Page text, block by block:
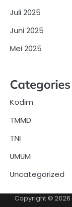
Juli 2025
Juni 2025
Mei 2025
Categories
Kodim
TMMD
TNI
UMUM
Uncategorized
Copyright © 2026